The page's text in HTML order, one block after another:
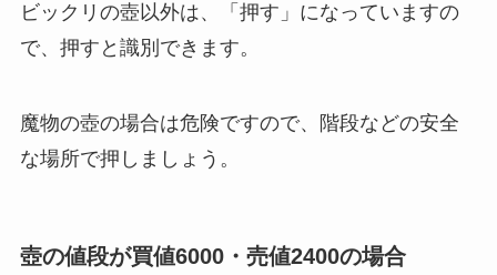
ビックリの壺以外は、「押す」になっていますの
で、押すと識別できます。
魔物の壺の場合は危険ですので、階段などの安全
な場所で押しましょう。
壺の値段が買値6000・売値2400の場合